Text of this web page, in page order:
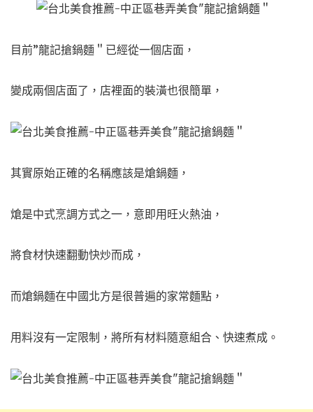
目前”龍記搶鍋麵＂已經從一個店面，
變成兩個店面了，店裡面的裝潢也很簡單，
其實原始正確的名稱應該是熗鍋麵，
熗是中式烹調方式之一，意即用旺火熱油，
將食材快速翻動快炒而成，
而熗鍋麵在中國北方是很普遍的家常麵點，
用料沒有一定限制，將所有材料隨意組合、快速煮成。